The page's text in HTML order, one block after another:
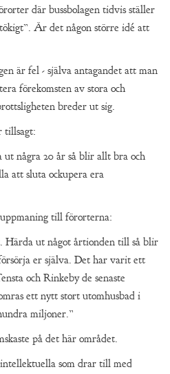
där bussbolagen tidvis ställer
Är det någon större idé att
är fel - själva antagandet att man
förekomsten av stora och
breder ut sig.
tillsagt:
några 20 år så blir allt bra och
att sluta ockupera era
till förorterna:
Härda ut något årtionden till så blir
er själva. Det har varit ett
och Rinkeby de senaste
ett nytt stort utomhusbad i
miljoner.”
på det här området.
som drar till med